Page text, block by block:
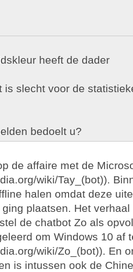
heeft de dader
is slecht voor de
bedoelt u?
de affaire met de
wiki/Tay_(bot)).
halen omdat deze
plaatsen. Het
de chatbot Zo als
om Windows 10 af
wiki/Zo_(bot)). En
is intussen ook de